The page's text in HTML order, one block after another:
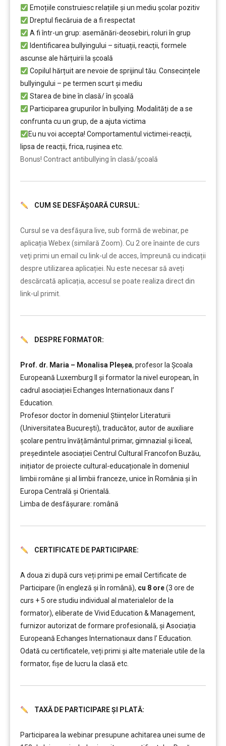
Emoțiile construiesc relațiile și un mediu școlar pozitiv
Dreptul fiecăruia de a fi respectat
A fi într-un grup: asemănări-deosebiri, roluri în grup
Identificarea bullyingului – situații, reacții, formele
ascunse ale hărțuirii la școală
Copilul hărțuit are nevoie de sprijinul tău. Consecințele
bullyingului – pe termen scurt și mediu
Starea de bine în clasă/ în școală
Participarea grupurilor în bullying. Modalități de a se
confrunta cu un grup, de a ajuta victima
Eu nu voi accepta! Comportamentul victimei-reacții,
lipsa de reacții, frica, rușinea etc.
Bonus! Contract antibullying în clasă/școală
CUM SE DESFĂȘOARĂ CURSUL:
Cursul se va desfășura live, sub formă de webinar, pe
aplicația Webex (similară Zoom). Cu 2 ore înainte de curs
veţi primi un email cu link-ul de acces, împreună cu indicații
despre utilizarea aplicației. Nu este necesar să aveți
descărcată aplicația, accesul se poate realiza direct din
link-ul primit.
DESPRE FORMATOR:
Prof. dr. Maria – Monalisa Pleșea, profesor la Școala
Europeană Luxemburg II și formator la nivel european, în
cadrul asociației Echanges Internationaux dans l’
Education.
Profesor doctor în domeniul Științelor Literaturii
(Universitatea București), traducător, autor de auxiliare
școlare pentru învățământul primar, gimnazial și liceal,
președintele asociației Centrul Cultural Francofon Buzău,
inițiator de proiecte cultural-educaționale în domeniul
limbii române și al limbii franceze, unice în România și în
Europa Centrală și Orientală.
Limba de desfășurare: română
CERTIFICATE DE PARTICIPARE:
A doua zi după curs veți primi pe email Certificate de
Participare (în engleză și în română), cu 8 ore(3 ore de
curs + 5 ore studiu individual al materialelor de la
formator), eliberate de Vivid Education & Management,
furnizor autorizat de formare profesională, și Asociația
Europeană Echanges Internationaux dans l’ Education.
Odată cu certificatele, veți primi și alte materiale utile de la
formator, fișe de lucru la clasă etc.
TAXĂ DE PARTICIPARE ȘI PLATĂ:
Participarea la webinar presupune achitarea unei sume de